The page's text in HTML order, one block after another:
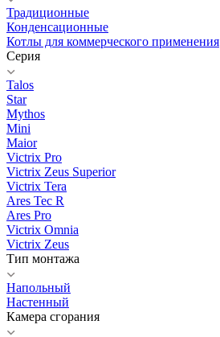
Традиционные
Конденсационные
Котлы для коммерческого применения
Серия
Talos
Star
Mythos
Mini
Maior
Victrix Pro
Victrix Zeus Superior
Victrix Tera
Ares Tec R
Ares Pro
Victrix Omnia
Victrix Zeus
Тип монтажа
Напольный
Настенный
Камера сгорания